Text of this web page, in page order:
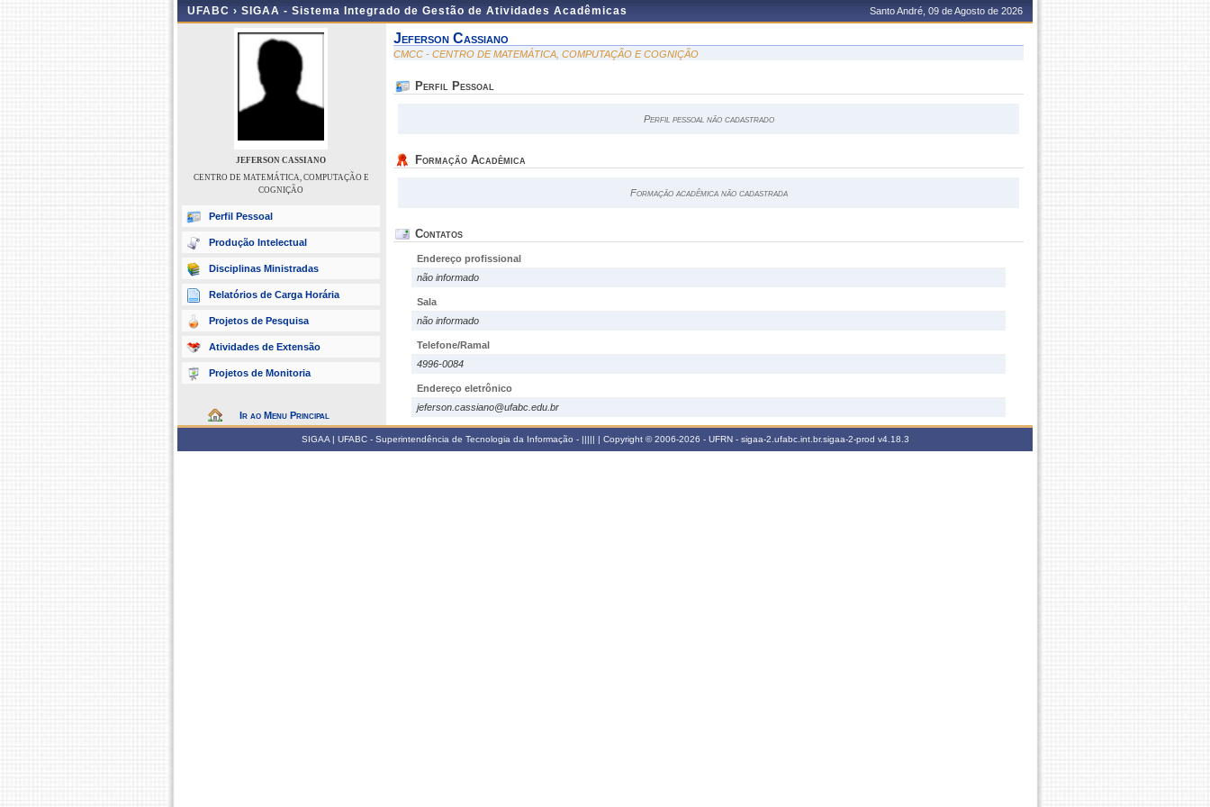
UFABC › SIGAA - Sistema Integrado de Gestão de Atividades Acadêmicas Santo André, 09 de Agosto de 2026
JEFERSON CASSIANO
CENTRO DE MATEMÁTICA, COMPUTAÇÃO E
COGNIÇÃO
Perfil Pessoal
Produção Intelectual
Disciplinas Ministradas
Relatórios de Carga Horária
Projetos de Pesquisa
Atividades de Extensão
Projetos de Monitoria
Ir ao Menu Principal
Jeferson Cassiano
CMCC - CENTRO DE MATEMÁTICA, COMPUTAÇÃO E COGNIÇÃO
Perfil Pessoal
Perfil pessoal não cadastrado
Formação Acadêmica
Formação acadêmica não cadastrada
Contatos
Endereço profissional
não informado
Sala
não informado
Telefone/Ramal
4996-0084
Endereço eletrônico
jeferson.cassiano@ufabc.edu.br
SIGAA | UFABC - Superintendência de Tecnologia da Informação - ||||| | Copyright © 2006-2026 - UFRN - sigaa-2.ufabc.int.br.sigaa-2-prod v4.18.3